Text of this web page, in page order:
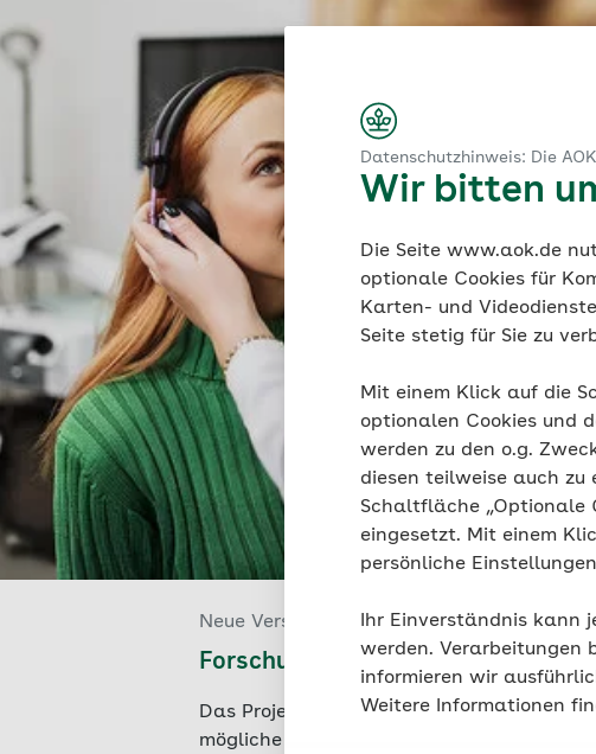
Datenschutzhinweis: Die
Wir bitten
Die Seite www.aok.de
optionale Cookies für
Karten- und
Seite stetig für Sie zu
Mit einem Klick auf die
optionalen Cookies und
werden zu den o.g.
diesen teilweise auch
Schaltfläche „Optionale
eingesetzt. Mit einem
persönliche
Ihr Einverständnis kann
werden. Verarbeitungen
informieren wir
Weitere Informationen
Neue Versorgungswege | AOK
Forschungsprojekt: "SOUNDS"
Das Projekt untersucht den
mögliche Verbesserungen von Therapien.